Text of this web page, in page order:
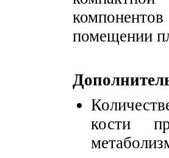
помещении
кости